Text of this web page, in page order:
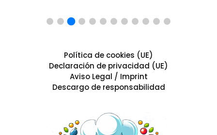
Política de cookies (UE)
Declaración de privacidad (UE)
Aviso Legal / Imprint
Descargo de responsabilidad